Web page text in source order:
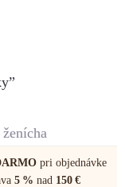
pri objednávke
5 % nad 150 €